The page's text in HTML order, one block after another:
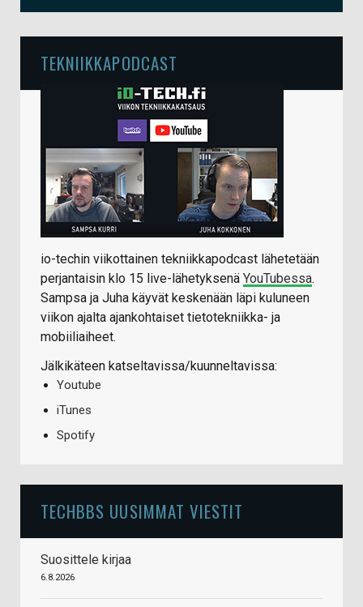
TEKNIIKKAPODCAST
io-techin viikottainen tekniikkapodcast lähetetään
perjantaisin klo 15 live-lähetyksenä YouTubessa.
Sampsa ja Juha käyvät keskenään läpi kuluneen
viikon ajalta ajankohtaiset tietotekniikka- ja
mobiiliaiheet.
Jälkikäteen katseltavissa/kuunneltavissa:
Youtube
iTunes
Spotify
TECHBBS UUSIMMAT VIESTIT
Suosittele kirjaa
6.8.2026